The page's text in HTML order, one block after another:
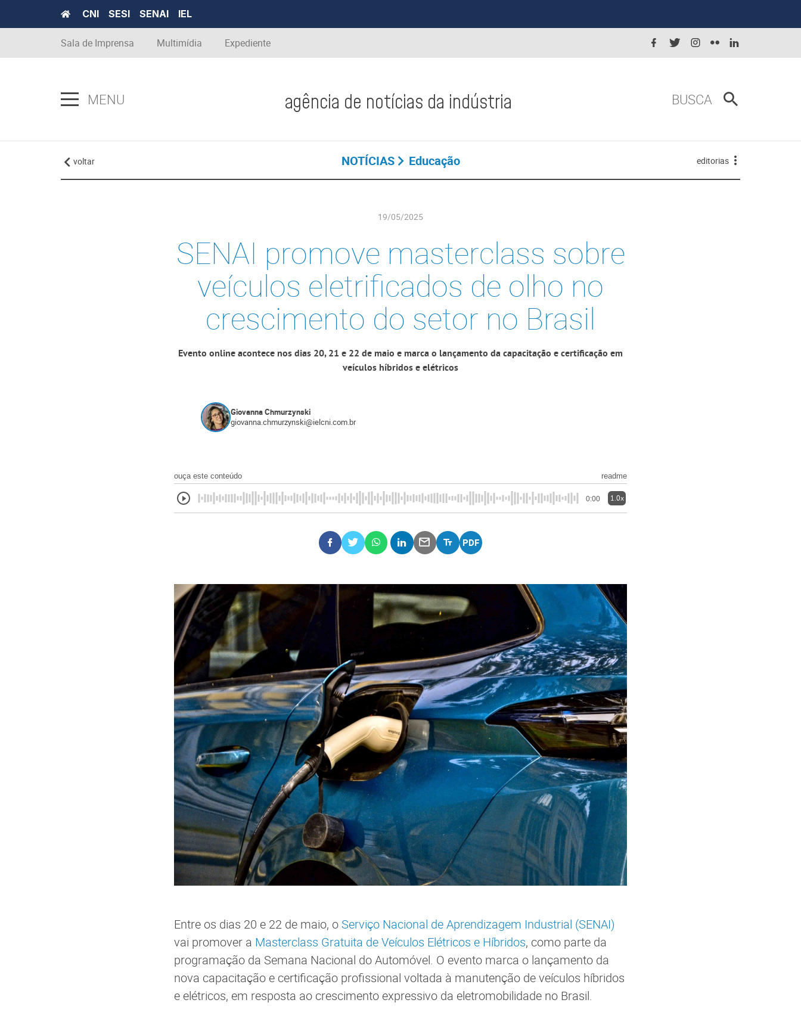
CNI SESI SENAI IEL
Sala de Imprensa Multimídia Expediente
MENU agência de notícias da indústria BUSCA
voltar NOTÍCIAS Educação editorias
19/05/2025
SENAI promove masterclass sobre
veículos eletrificados de olho no
crescimento do setor no Brasil
Evento online acontece nos dias 20, 21 e 22 de maio e marca o lançamento da capacitação e certificação em
veículos híbridos e elétricos
Giovanna Chmurzynski
giovanna.chmurzynski@ielcni.com.br
ouça este conteúdo readme
0:00 1.0x
Entre os dias 20 e 22 de maio, o Serviço Nacional de Aprendizagem Industrial (SENAI)
vai promover a Masterclass Gratuita de Veículos Elétricos e Híbridos, como parte da
programação da Semana Nacional do Automóvel. O evento marca o lançamento da
nova capacitação e certificação profissional voltada à manutenção de veículos híbridos
e elétricos, em resposta ao crescimento expressivo da eletromobilidade no Brasil.